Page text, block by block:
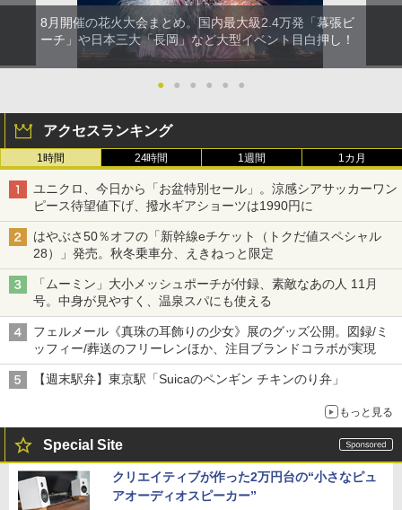
8月開催の花火大会まとめ。国内最大級2.4万発「幕張ビ
ーチ」や日本三大「長岡」など大型イベント目白押し！
● ● ● ● ● ●
アクセスランキング
1時間 24時間 1週間 1カ月
ユニクロ、今日から「お盆特別セール」。涼感シアサッカーワン
ピース待望値下げ、撥水ギアショーツは1990円に
はやぶさ50％オフの「新幹線eチケット（トクだ値スペシャル
28）」発売。秋冬乗車分、えきねっと限定
「ムーミン」大小メッシュポーチが付録、素敵なあの人 11月
号。中身が見やすく、温泉スパにも使える
フェルメール《真珠の耳飾りの少女》展のグッズ公開。図録/ミ
ッフィー/葬送のフリーレンほか、注目ブランドコラボが実現
【週末駅弁】東京駅「Suicaのペンギン チキンのり弁」
もっと見る
Special Site
クリエイティブが作った2万円台の“小さなピュ
アオーディオスピーカー”